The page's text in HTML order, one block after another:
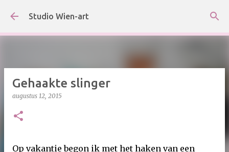
Doorgaan naar hoofdcontent
Studio Wien-art
Gehaakte slinger
augustus 12, 2015
Op vakantie begon ik met het haken van een